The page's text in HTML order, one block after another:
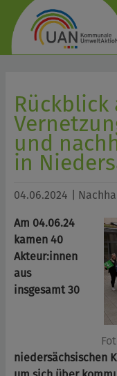
Rückblick
und
in
04.06.2024 |
Am 04.06.24
kamen 40
Akteur:innen
aus
insgesamt 30
niedersächsischen